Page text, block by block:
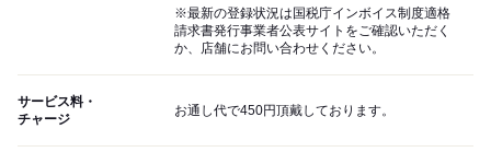
※最新の登録状況は国税庁インボイス制度適格
請求書発行事業者公表サイトをご確認いただく
か、店舗にお問い合わせください。
サービス料・
チャージ
お通し代で450円頂戴しております。